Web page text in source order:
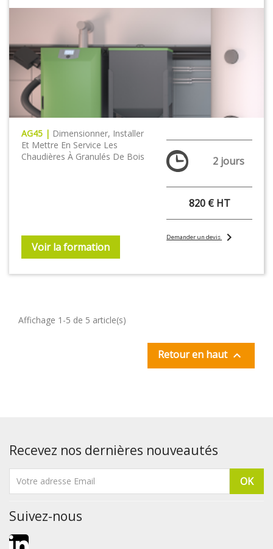
AG45 | Dimensionner, Installer
Et Mettre En Service Les
Chaudières À Granulés De Bois
Voir la formation
2 jours
820 € HT
Demander un devischevron_right
Affichage 1-5 de 5 article(s)
Retour en haut 
Recevez nos dernières nouveautés
Suivez-nous